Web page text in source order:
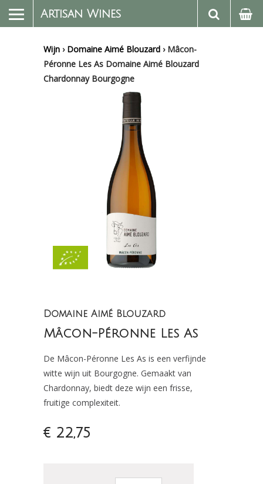
Artisan Wines
Wijn › Domaine Aimé Blouzard › Mâcon-
Péronne Les As Domaine Aimé Blouzard
Chardonnay Bourgogne
Domaine Aimé Blouzard
Mâcon-Péronne Les As
De Mâcon-Péronne Les As is een verfijnde
witte wijn uit Bourgogne. Gemaakt van
Chardonnay, biedt deze wijn een frisse,
fruitige complexiteit.
€ 22,75